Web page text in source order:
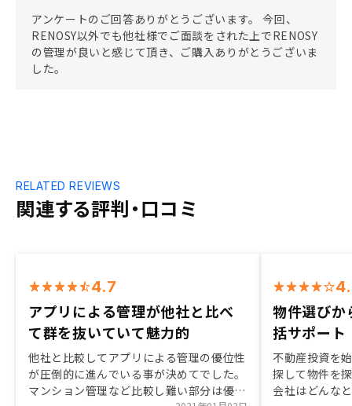
アンケートのご回答ありがとうございます。 今回、
RENOSY以外でも他社様でご面談をされた上でRENOSY
の管理が良いと感じて頂き、ご購入ありがとうございま
した。
関連する評判・口コミ
RELATED REVIEWS
4.7
アプリによる管理が他社と比べ
て群を抜いていて魅力的
他社と比較してアプリによる管理の優位性
が圧倒的に進んでいる事が決めてでした。
マンション管理など比較し難い部分は優劣
物件選びか
括サポート
不動産投資を
探して物件を
会社はどんな